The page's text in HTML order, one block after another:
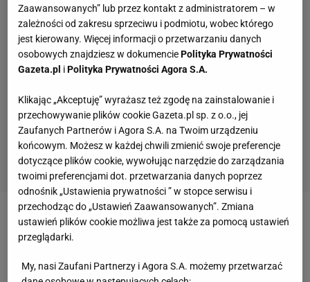
Zobacz wideoReprezentacja bez Lewandowskiego?
Żelazny: My zapominamy czasami kim on jest
Zaawansowanych” lub przez kontakt z administratorem – w
zależności od zakresu sprzeciwu i podmiotu, wobec którego
jest kierowany. Więcej informacji o przetwarzaniu danych
osobowych znajdziesz w dokumenciePolityka Prywatności
Gazeta.pl iPolityka Prywatności Agora S.A.
Klikając „Akceptuję” wyrażasz też zgodę na zainstalowanie i
przechowywanie plików cookie Gazeta.pl sp. z o.o., jej
Zaufanych Partnerów i Agora S.A. na Twoim urządzeniu
końcowym. Możesz w każdej chwili zmienić swoje preferencje
dotyczące plików cookie, wywołując narzędzie do zarządzania
twoimi preferencjami dot. przetwarzania danych poprzez
odnośnik „Ustawienia prywatności ” w stopce serwisu i
przechodząc do „Ustawień Zaawansowanych”. Zmiana
ustawień plików cookie możliwa jest także za pomocą ustawień
przeglądarki.
My, nasi Zaufani Partnerzy i Agora S.A. możemy przetwarzać